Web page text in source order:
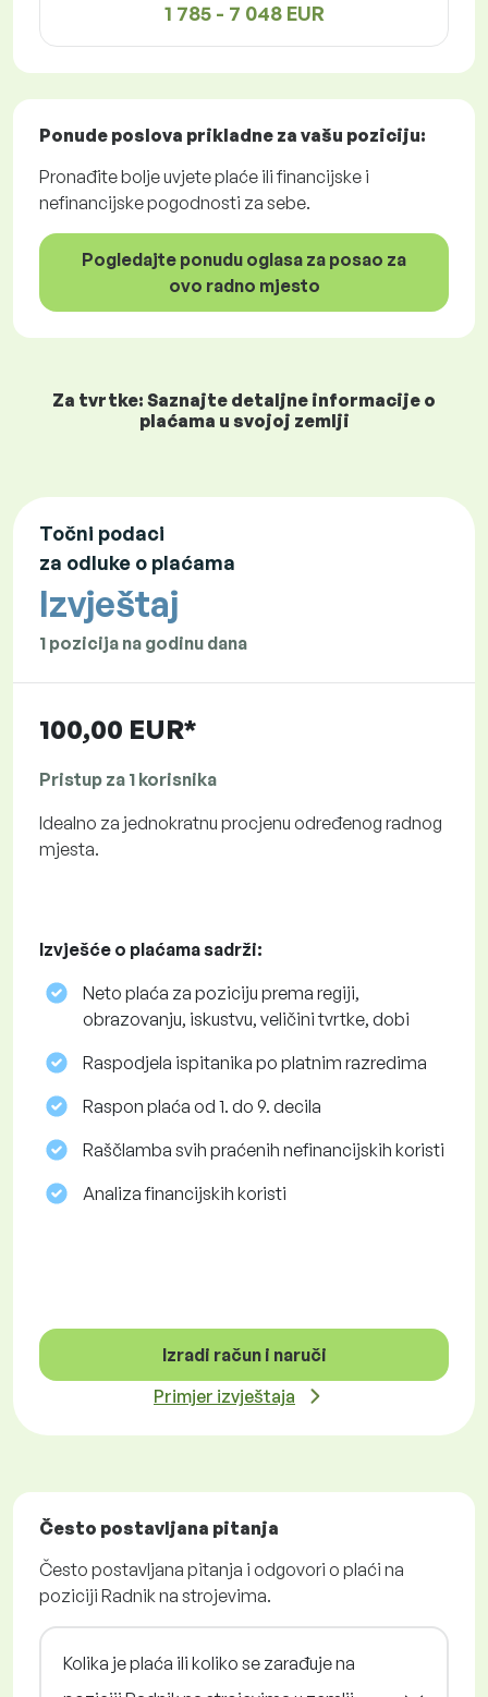
1 785 - 7 048 EUR
Ponude poslova prikladne za vašu poziciju:
Pronađite bolje uvjete plaće ili financijske i
nefinancijske pogodnosti za sebe.
Pogledajte ponudu oglasa za posao za
ovo radno mjesto
Za tvrtke: Saznajte detaljne informacije o
plaćama u svojoj zemlji
Točni podaci
za odluke o plaćama
Izvještaj
1 pozicija na godinu dana
100,00 EUR*
Pristup za 1 korisnika
Idealno za jednokratnu procjenu određenog radnog
mjesta.
Izvješće o plaćama sadrži:
Neto plaća za poziciju prema regiji,
obrazovanju, iskustvu, veličini tvrtke, dobi
Raspodjela ispitanika po platnim razredima
Raspon plaća od 1. do 9. decila
Raščlamba svih praćenih nefinancijskih koristi
Analiza financijskih koristi
Izradi račun i naruči
Primjer izvještaja
Često postavljana pitanja
Često postavljana pitanja i odgovori o plaći na
poziciji Radnik na strojevima.
Kolika je plaća ili koliko se zarađuje na